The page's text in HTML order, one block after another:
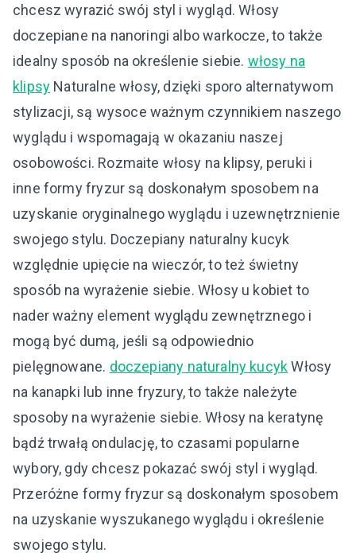
chcesz wyrazić swój styl i wygląd. Włosy
doczepiane na nanoringi albo warkocze, to także
idealny sposób na określenie siebie. włosy na
klipsy Naturalne włosy, dzięki sporo alternatywom
stylizacji, są wysoce ważnym czynnikiem naszego
wyglądu i wspomagają w okazaniu naszej
osobowości. Rozmaite włosy na klipsy, peruki i
inne formy fryzur są doskonałym sposobem na
uzyskanie oryginalnego wyglądu i uzewnętrznienie
swojego stylu. Doczepiany naturalny kucyk
względnie upięcie na wieczór, to też świetny
sposób na wyrażenie siebie. Włosy u kobiet to
nader ważny element wyglądu zewnętrznego i
mogą być dumą, jeśli są odpowiednio
pielęgnowane. doczepiany naturalny kucykWłosy
na kanapki lub inne fryzury, to także należyte
sposoby na wyrażenie siebie. Włosy na keratynę
bądź trwałą ondulację, to czasami popularne
wybory, gdy chcesz pokazać swój styl i wygląd.
Przeróżne formy fryzur są doskonałym sposobem
na uzyskanie wyszukanego wyglądu i określenie
swojego stylu.